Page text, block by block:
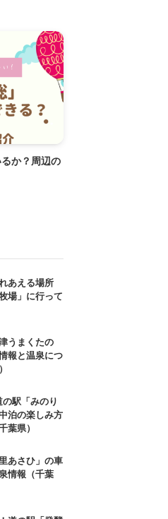
か？周辺の
あえる場所
場」に行って
うまくたの
報と温泉につ
駅「みのり
泊の楽しみ方
葉県）
あさひ」の車
情報（千葉